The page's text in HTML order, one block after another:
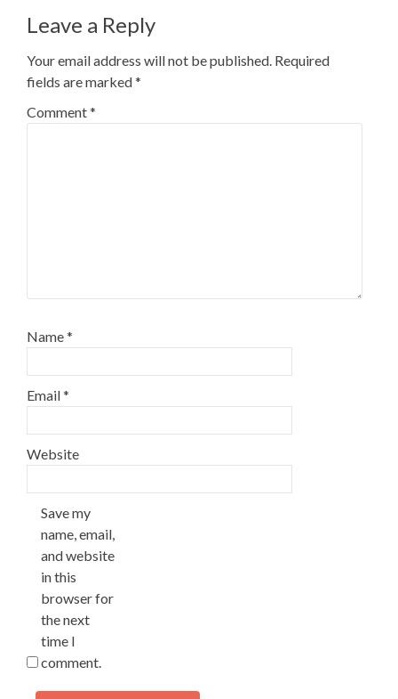
Leave a Reply
Your email address will not be published. Required
fields are marked*
Comment*
Name*
Email*
Website
Save my
name, email,
and website
in this
browser for
the next
time I
comment.